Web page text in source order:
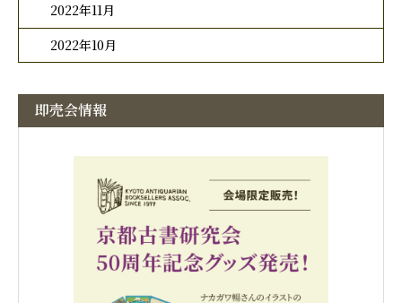
2022年11月
2022年10月
即売会情報